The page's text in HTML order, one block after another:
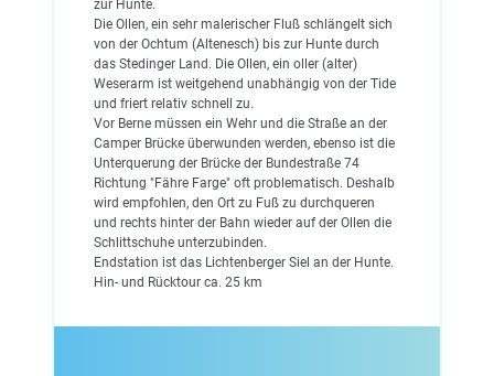
zur Hunte.
Die Ollen, ein sehr malerischer Fluß schlängelt sich
von der Ochtum (Altenesch) bis zur Hunte durch
das Stedinger Land. Die Ollen, ein oller (alter)
Weserarm ist weitgehend unabhängig von der Tide
und friert relativ schnell zu.
Vor Berne müssen ein Wehr und die Straße an der
Camper Brücke überwunden werden, ebenso ist die
Unterquerung der Brücke der Bundestraße 74
Richtung "Fähre Farge" oft problematisch. Deshalb
wird empfohlen, den Ort zu Fuß zu durchqueren
und rechts hinter der Bahn wieder auf der Ollen die
Schlittschuhe unterzubinden.
Endstation ist das Lichtenberger Siel an der Hunte.
Hin- und Rücktour ca. 25 km